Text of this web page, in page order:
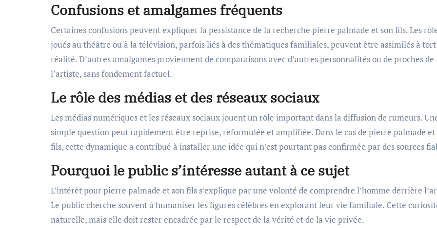
Confusions et amalgames fréquents
Certaines confusions peuvent expliquer la persistance de la recherche pierre palmade et son fils. Les
joués au théâtre ou à la télévision, parfois liés à des thématiques familiales, peuvent être assimilés à tort
réalité. D’autres amalgames proviennent de comparaisons avec d’autres personnalités ou de proches de
l’artiste, sans fondement factuel.
Le rôle des médias et des réseaux sociaux
Les médias numériques et les réseaux sociaux jouent un rôle important dans la diffusion de rumeurs.
simple question peut rapidement être reprise, reformulée et amplifiée. Dans le cas de pierre palmade et
fils, cette dynamique a contribué à installer une idée qui n’est pourtant pas confirmée par des sources
Pourquoi le public s’intéresse autant à ce sujet
L’intérêt pour pierre palmade et son fils s’explique par une volonté de comprendre l’homme derrière
Le public cherche souvent à humaniser les figures célèbres en explorant leur vie familiale. Cette
naturelle, mais elle doit rester encadrée par le respect de la vérité et de la vie privée.